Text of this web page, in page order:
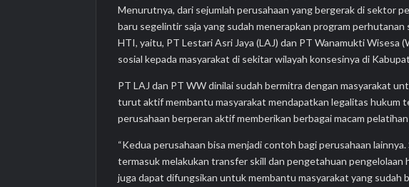
Menurutnya, dari sejumlah perusahaan yang bergerak di sektor
baru segelintir saja yang sudah menerapkan program
HTI, yaitu, PT Lestari Asri Jaya (LAJ) dan PT Wanamukti
sosial kepada masyarakat di sekitar wilayah konsesinya di
PT LAJ dan PT WW dinilai sudah bermitra dengan masyarakat
turut aktif membantu masyarakat mendapatkan legalitas hukum
perusahaan berperan aktif memberikan berbagai macam
“Kedua perusahaan bisa menjadi contoh bagi perusahaan
termasuk melakukan transfer skill dan pengetahuan pengelolaan
juga dapat difungsikan untuk membantu masyarakat yang sudah